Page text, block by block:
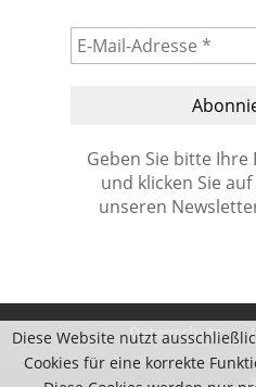
Geben Sie bitte Ihre
und klicken Sie
unseren
Datenschutz
Diese Website nutzt
Cookies für eine korrekte